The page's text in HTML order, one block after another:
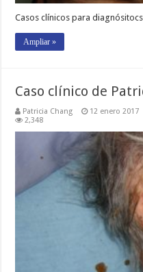
Casos clínicos para diagnósitocs
Ampliar »
Caso clínico de
Patricia Chang 12 enero 2017
2,348